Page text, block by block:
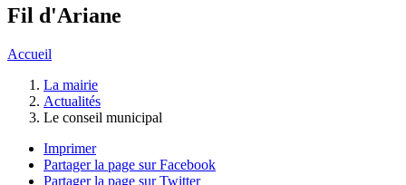
Fil d'Ariane
Accueil
La mairie
Actualités
Le conseil municipal
Imprimer
Partager la page sur Facebook
Partager la page sur Twitter